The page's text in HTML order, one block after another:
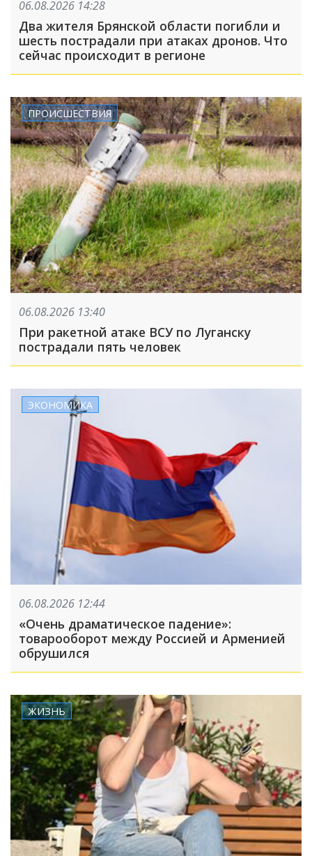
06.08.2026 14:28
Два жителя Брянской области погибли и
шесть пострадали при атаках дронов. Что
сейчас происходит в регионе
ПРОИСШЕСТВИЯ
06.08.2026 13:40
При ракетной атаке ВСУ по Луганску
пострадали пять человек
ЭКОНОМИКА
06.08.2026 12:44
«Очень драматическое падение»:
товарооборот между Россией и Арменией
обрушился
ЖИЗНЬ